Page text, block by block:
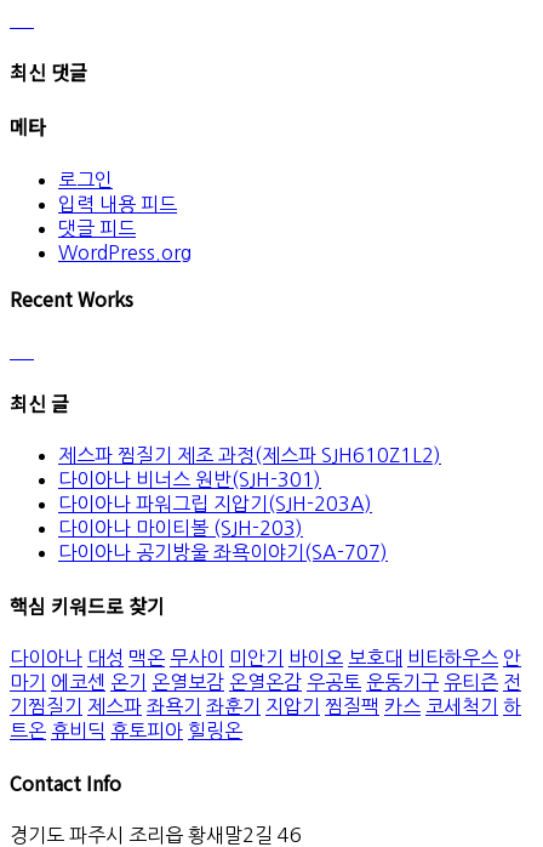
최신 댓글
메타
로그인
입력 내용 피드
댓글 피드
WordPress.org
Recent Works
최신 글
제스파 찜질기 제조 과정(제스파 SJH610Z1L2)
다이아나 비너스 원반(SJH-301)
다이아나 파워그립 지압기(SJH-203A)
다이아나 마이티볼 (SJH-203)
다이아나 공기방울 좌욕이야기(SA-707)
핵심 키워드로 찾기
다이아나 대성 맥온 무사이 미안기 바이오 보호대 비타하우스 안
마기
에코센 온기 온열보감 온열온감 우공토 운동기구 유티즌 전
기찜질기
제스파 좌욕기 좌훈기 지압기 찜질팩 카스 코세척기
하
트온 휴비딕 휴토피아 힐링온
Contact Info
경기도 파주시 조리읍 황새말2길 46